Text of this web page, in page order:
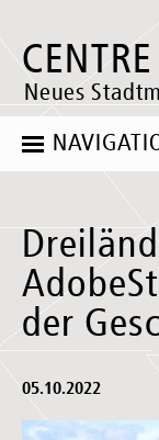
CENTRE
Neues
der
05.10.2022